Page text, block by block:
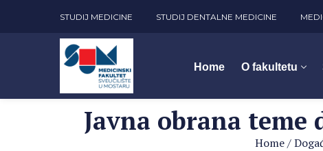
STUDIJ MEDICINE STUDIJ DENTALNE MEDICINE
Home O fakultetu
Javna obrana
Home/